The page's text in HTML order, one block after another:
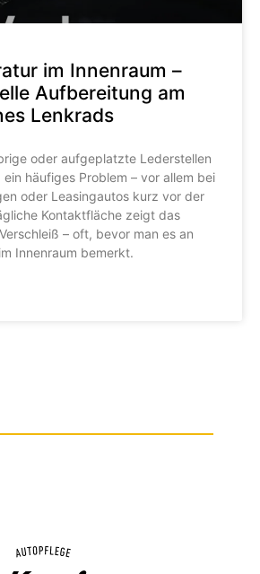
im Innenraum –
Aufbereitung am
Lenkrads
oder aufgeplatzte Lederstellen
häufiges Problem – vor allem bei
oder Leasingautos kurz vor der
Kontaktfläche zeigt das
– oft, bevor man es an
Innenraum bemerkt.